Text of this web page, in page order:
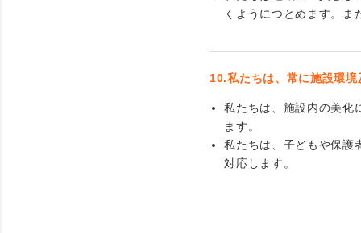
くようにつとめます。
10.私たちは、常に施設環
私たちは、施設内の美化
ます。
私たちは、子どもや保護
対応します。